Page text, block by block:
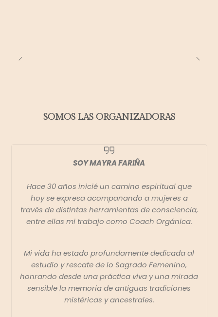
SOMOS LAS ORGANIZADORAS
SOY MAYRA FARIÑA
Hace 30 años inicié un camino espiritual que
hoy se expresa acompañando a mujeres a
través de distintas herramientas de consciencia,
entre ellas mi trabajo como Coach Orgánica.
Mi vida ha estado profundamente dedicada al
estudio y rescate de lo Sagrado Femenino,
honrando desde una práctica viva y una mirada
sensible la memoria de antiguas tradiciones
mistéricas y ancestrales.